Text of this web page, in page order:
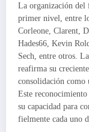
La organización del
primer nivel, entre
Corleone, Clarent,
Hades66, Kevin
Sech, entre otros.
reafirma su
consolidación como
Este
su capacidad para
fielmente cada uno